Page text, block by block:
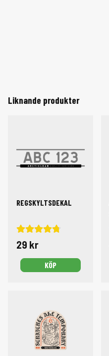
Liknande produkter
REGSKYLTSDEKAL
29 kr
KÖP